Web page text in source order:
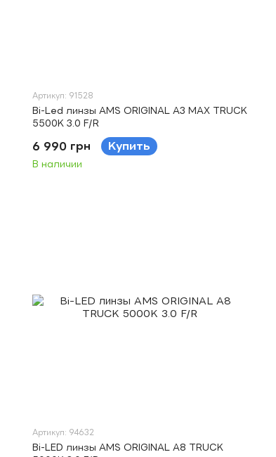
Артикул: 91528
Bi-Led линзы AMS ORIGINAL A3 MAX TRUCK
5500K 3.0 F/R
6 990 грн Купить
В наличии
Артикул: 94632
Bi-LED линзы AMS ORIGINAL A8 TRUCK